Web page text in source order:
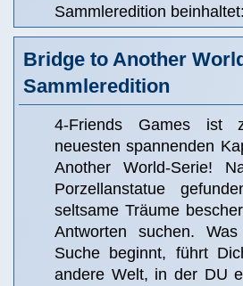
Sammleredition beinhaltet:
Bridge to Another
Sammleredition
4-Friends Games ist
neuesten spannenden
Another World-Serie!
Porzellanstatue
seltsame Träume
Antworten suchen.
Suche beginnt, führt
andere Welt, in der DU